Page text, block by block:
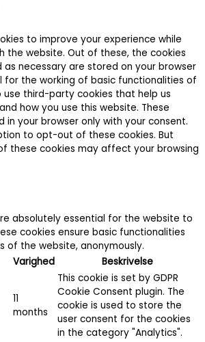
to improve your experience while
the website. Out of these, the cookies
necessary are stored on your browser
for the working of basic functionalities of
use third-party cookies that help us
how you use this website. These
in your browser only with your consent.
to opt-out of these cookies. But
these cookies may affect your browsing
absolutely essential for the website to
cookies ensure basic functionalities
of the website, anonymously.
Varighed Beskrivelse
11
months
This cookie is set by GDPR
Cookie Consent plugin. The
cookie is used to store the
user consent for the cookies
in the category "Analytics".